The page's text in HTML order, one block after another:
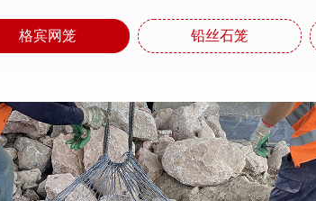
格宾网笼 铅丝石笼